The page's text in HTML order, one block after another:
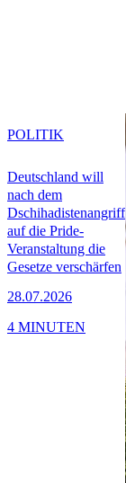
Deutschland will
nach dem
Dschihadistenangriff
auf die Pride-
Veranstaltung die
Gesetze verschärfen
28.07.2026
POLITIK
4 MINUTEN